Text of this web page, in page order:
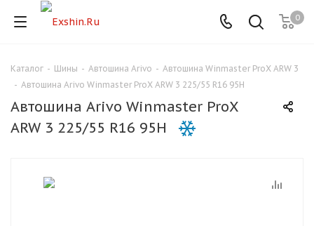
0
Каталог - Шины - Автошина Arivo - Автошина Winmaster ProX ARW 3
- Автошина Arivo Winmaster ProX ARW 3 225/55 R16 95H
Автошина Arivo Winmaster ProX
ARW 3 225/55 R16 95H
Для клиентов всех банков
Разбейте
оплатуна части